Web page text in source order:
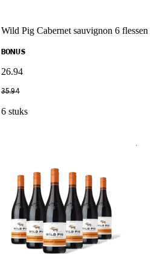
Wild Pig Cabernet sauvignon 6 flessen
BONUS
26.94
35.94
6 stuks